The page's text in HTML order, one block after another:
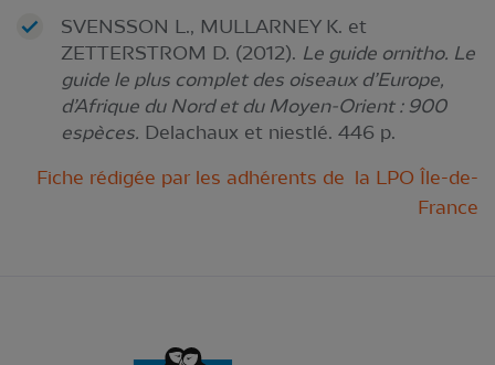
SVENSSON L., MULLARNEY K. et
ZETTERSTROM D. (2012). Le guide ornitho. Le
guide le plus complet des oiseaux d’Europe,
d’Afrique du Nord et du Moyen-Orient : 900
espèces. Delachaux et niestlé. 446 p.
Fiche rédigée par les adhérents de la LPO Île-de-
France